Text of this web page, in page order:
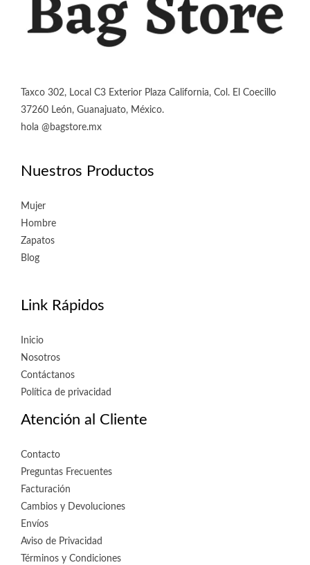
Taxco 302, Local C3 Exterior Plaza California, Col. El Coecillo
37260 León, Guanajuato, México.
hola @bagstore.mx
Nuestros Productos
Mujer
Hombre
Zapatos
Blog
Link Rápidos
Inicio
Nosotros
Contáctanos
Política de privacidad
Atención al Cliente
Contacto
Preguntas Frecuentes
Facturación
Cambios y Devoluciones
Envíos
Aviso de Privacidad
Términos y Condiciones